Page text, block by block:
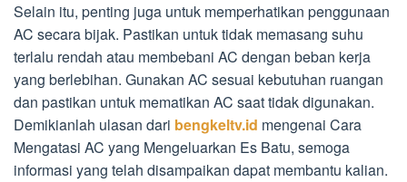
Selain itu, penting juga untuk memperhatikan penggunaan
AC secara bijak. Pastikan untuk tidak memasang suhu
terlalu rendah atau membebani AC dengan beban kerja
yang berlebihan. Gunakan AC sesuai kebutuhan ruangan
dan pastikan untuk mematikan AC saat tidak digunakan.
Demikianlah ulasan dari bengkeltv.id mengenai Cara
Mengatasi AC yang Mengeluarkan Es Batu, semoga
informasi yang telah disampaikan dapat membantu kalian.